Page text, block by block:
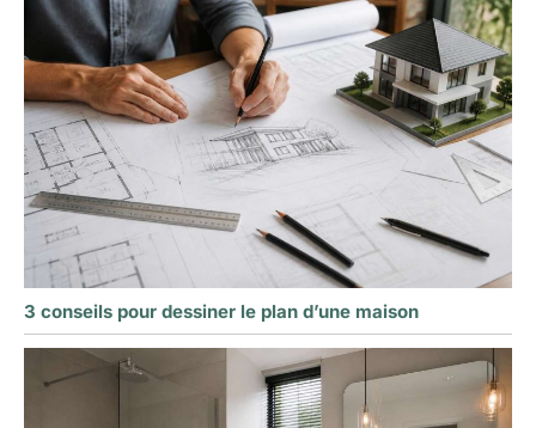
3 conseils pour dessiner le plan d’une maison